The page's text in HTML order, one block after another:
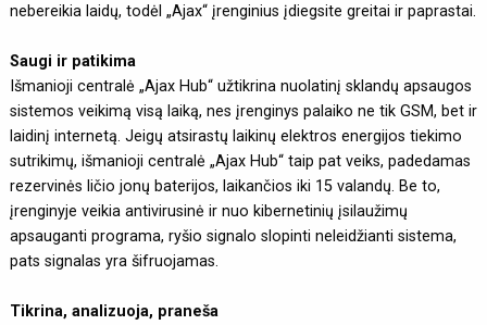
nebereikia laidų, todėl „Ajax“ įrenginius įdiegsite greitai ir paprastai.
Saugi ir patikima
Išmanioji centralė „Ajax Hub“ užtikrina nuolatinį sklandų apsaugos
sistemos veikimą visą laiką, nes įrenginys palaiko ne tik GSM, bet ir
laidinį internetą. Jeigų atsirastų laikinų elektros energijos tiekimo
sutrikimų, išmanioji centralė „Ajax Hub“ taip pat veiks, padedamas
rezervinės ličio jonų baterijos, laikančios iki 15 valandų. Be to,
įrenginyje veikia antivirusinė ir nuo kibernetinių įsilaužimų
apsauganti programa, ryšio signalo slopinti neleidžianti sistema,
pats signalas yra šifruojamas.
Tikrina, analizuoja, praneša